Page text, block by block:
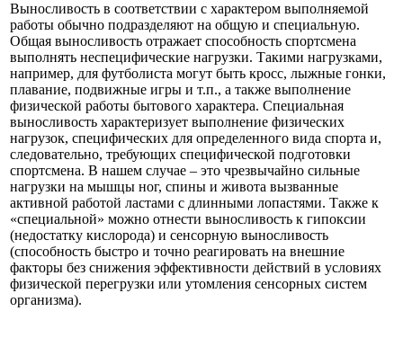
Выносливость в соответствии с характером выполняемой
работы обычно подразделяют на общую и специальную.
Общая выносливость отражает способность спортсмена
выполнять неспецифические нагрузки. Такими нагрузками,
например, для футболиста могут быть кросс, лыжные гонки,
плавание, подвижные игры и т.п., а также выполнение
физической работы бытового характера. Специальная
выносливость характеризует выполнение физических
нагрузок, специфических для определенного вида спорта и,
следовательно, требующих специфической подготовки
спортсмена. В нашем случае – это чрезвычайно сильные
нагрузки на мышцы ног, спины и живота вызванные
активной работой ластами с длинными лопастями. Также к
«специальной» можно отнести выносливость к гипоксии
(недостатку кислорода) и сенсорную выносливость
(способность быстро и точно реагировать на внешние
факторы без снижения эффективности действий в условиях
физической перегрузки или утомления сенсорных систем
организма).